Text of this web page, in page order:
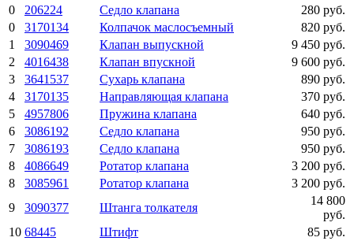
0
206224 Седло клапана
280 руб.
0
3170134 Колпачок маслосъемный
820 руб.
1
3090469 Клапан выпускной
9 450 руб.
2
4016438 Клапан впускной
9 600 руб.
3
3641537 Сухарь клапана
890 руб.
4
3170135 Направляющая клапана
370 руб.
5
4957806 Пружина клапана
640 руб.
6
3086192 Седло клапана
950 руб.
7
3086193 Седло клапана
950 руб.
8
4086649 Ротатор клапана
3 200 руб.
8
3085961 Ротатор клапана
3 200 руб.
9
3090377 Штанга толкателя
14 800
руб.
10 68445 Штифт
85 руб.